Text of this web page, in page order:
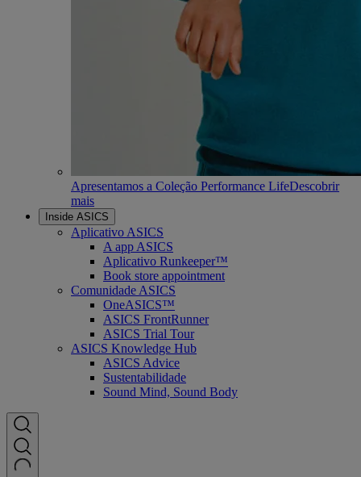
Apresentamos a Coleção Performance LifeDescobrir
mais
Inside ASICS
Aplicativo ASICS
A app ASICS
Aplicativo Runkeeper™
Book store appointment
Comunidade ASICS
OneASICS™
ASICS FrontRunner
ASICS Trial Tour
ASICS Knowledge Hub
ASICS Advice
Sustentabilidade
Sound Mind, Sound Body